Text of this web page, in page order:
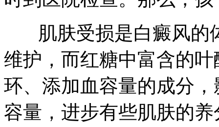
肌肤受损是白癜风的
维护，而红糖中富含的
环、添加血容量的成分
容量，进步有些肌肤的